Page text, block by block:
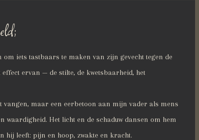
iets tastbaars te maken van zijn gevecht tegen de
ervan — de stilte, de kwetsbaarheid, het
vangen, maar een eerbetoon aan mijn vader als mens
Het licht en de schaduw dansen om hem
hij leeft: pijn en hoop, zwakte en kracht.